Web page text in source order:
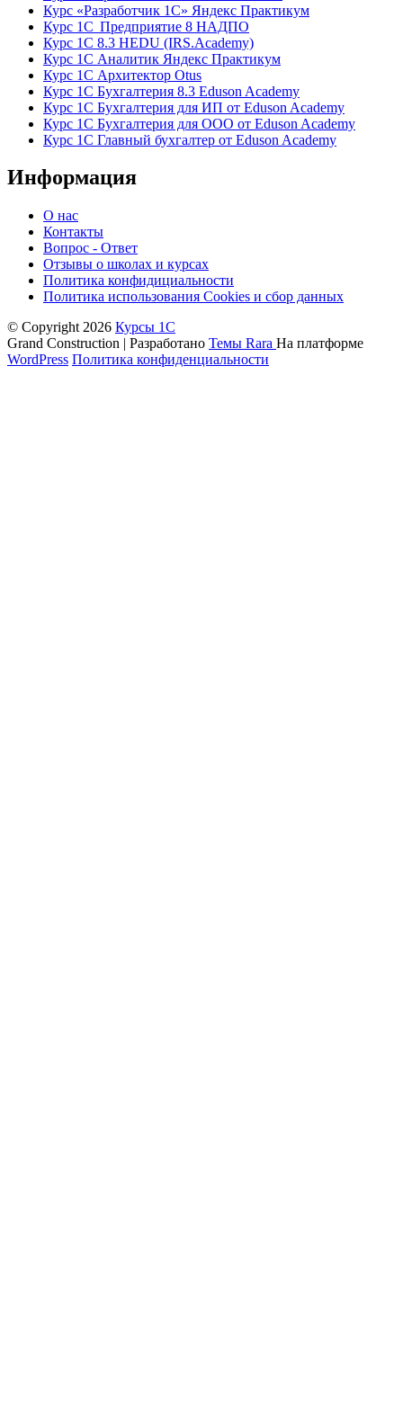
Курс «Разработчик 1С» Яндекс Практикум
Курс 1С Предприятие 8 НАДПО
Курс 1С 8.3 HEDU (IRS.Academy)
Курс 1С Аналитик Яндекс Практикум
Курс 1С Архитектор Otus
Курс 1С Бухгалтерия 8.3 Eduson Academy
Курс 1С Бухгалтерия для ИП от Eduson Academy
Курс 1С Бухгалтерия для ООО от Eduson Academy
Курс 1С Главный бухгалтер от Eduson Academy
Информация
О нас
Контакты
Вопрос - Ответ
Отзывы о школах и курсах
Политика конфидициальности
Политика использования Cookies и сбор данных
© Copyright 2026 Курсы 1С
Grand Construction | Разработано Темы Rara На платформе
WordPress Политика конфиденциальности